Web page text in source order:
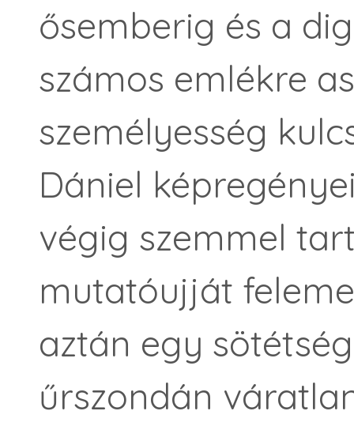
ősemberig és a
számos emlékre
személyesség
Dániel
végig szemmel
mutatóujját
aztán egy
űrszondán